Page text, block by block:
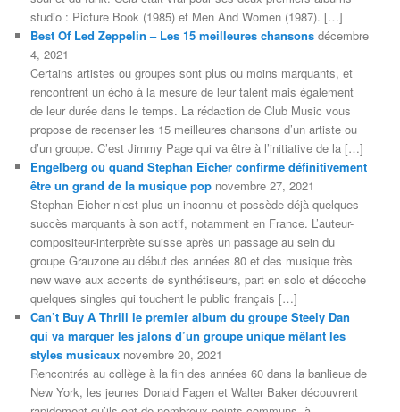
studio : Picture Book (1985) et Men And Women (1987). […]
Best Of Led Zeppelin – Les 15 meilleures chansons décembre
4, 2021
Certains artistes ou groupes sont plus ou moins marquants, et
rencontrent un écho à la mesure de leur talent mais également
de leur durée dans le temps. La rédaction de Club Music vous
propose de recenser les 15 meilleures chansons d’un artiste ou
d’un groupe. C’est Jimmy Page qui va être à l’initiative de la […]
Engelberg ou quand Stephan Eicher confirme définitivement
être un grand de la musique pop novembre 27, 2021
Stephan Eicher n’est plus un inconnu et possède déjà quelques
succès marquants à son actif, notamment en France. L’auteur-
compositeur-interprète suisse après un passage au sein du
groupe Grauzone au début des années 80 et des musique très
new wave aux accents de synthétiseurs, part en solo et décoche
quelques singles qui touchent le public français […]
Can’t Buy A Thrill le premier album du groupe Steely Dan
qui va marquer les jalons d’un groupe unique mêlant les
styles musicaux novembre 20, 2021
Rencontrés au collège à la fin des années 60 dans la banlieue de
New York, les jeunes Donald Fagen et Walter Baker découvrent